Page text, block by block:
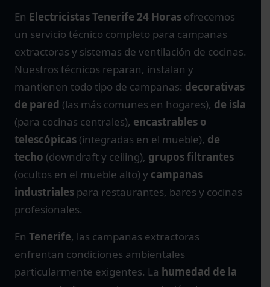
En Electricistas Tenerife 24 Horas ofrecemos
un servicio técnico completo para campanas
extractoras y sistemas de ventilación de cocinas.
Nuestros técnicos reparan, instalan y
mantienen todo tipo de campanas: decorativas
de pared (las más comunes en hogares), de isla
(para cocinas centrales), encastrables o
telescópicas (integradas en el mueble), de
techo (downdraft y ceiling), grupos filtrantes
(ocultos en el mueble alto) y campanas
industriales para restaurantes, bares y cocinas
profesionales.
En Tenerife, las campanas extractoras
enfrentan condiciones ambientales
particularmente exigentes. La humedad de la